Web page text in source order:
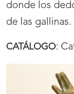
donde los
de las gallinas.
CATÁLOGO: